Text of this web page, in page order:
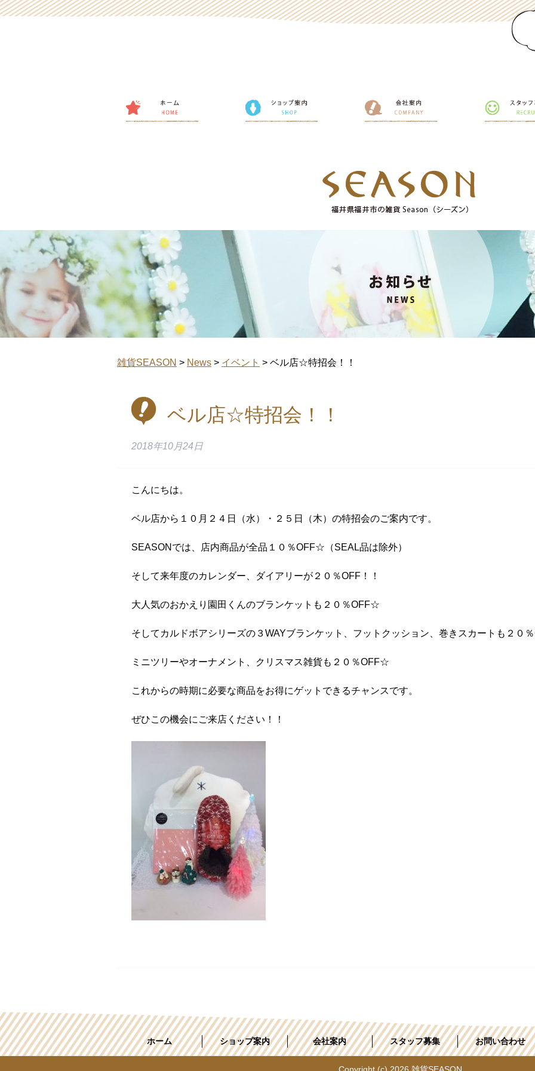
雑貨SEASON > News > イベント > ベル店☆特招会！！
ベル店☆特招会！！
2018年10月24日
こんにちは。
ベル店から１０月２４日（水）・２５日（木）の特招会のご案内です。
SEASONでは、店内商品が全品１０％OFF☆（SEAL品は除外）
そして来年度のカレンダー、ダイアリーが２０％OFF！！
大人気のおかえり園田くんのブランケットも２０％OFF☆
そしてカルドボアシリーズの３WAYブランケット、フットクッション、巻きスカートも２０
ミニツリーやオーナメント、クリスマス雑貨も２０％OFF☆
これからの時期に必要な商品をお得にゲットできるチャンスです。
ぜひこの機会にご来店ください！！
ホーム ショップ案内 会社案内 スタッフ募集 お問い合わせ
Copyright (c) 2026 雑貨SEASON.